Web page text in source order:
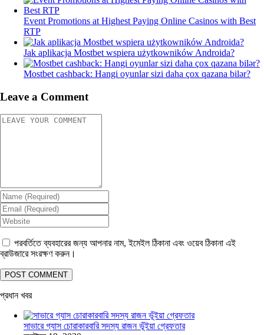
Event Promotions at Highest Paying Online Casinos with Best
RTP
Jak aplikacja Mostbet wspiera użytkowników Androida?
Mostbet cashback: Hangi oyunlar sizi daha çox qazana bilər?
Leave a Comment
পরবর্তিতে ব্যবহারের জন্য আপনার নাম, ইমেইল ঠিকানা এবং ওয়েব ঠিকানা এই
ব্রাউজারে সংরক্ষণ করুন।
প্রধান খবর
সাভারে গ্যাস চোরাকারবারি সদস্য রাজন ভূঁইয়া গ্রেফতার